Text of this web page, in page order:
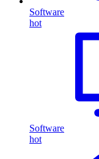
Software
hot
Software
hot